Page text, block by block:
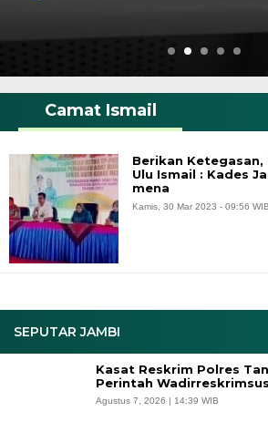
SEPUTAR JAMBI
Kasat Reskrim Polres
Perintah
Agustus 7, 2026 | 14:39 WIB
Camat Ismail
Berikan
Ulu Ismail : Kades
mena
Kamis, 30 Mar 2023 - 09:56 WIB